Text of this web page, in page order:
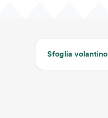
Sfoglia volantino